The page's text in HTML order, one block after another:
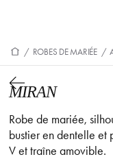
/ ROBES DE MARIÉE /
MIRAN
Robe de mariée,
bustier en dentelle et
V et traîne amovible.